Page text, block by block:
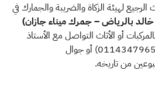
الرجيع لهيئة الزكاة والضريبة والجمارك في
بالرياض – جمرك ميناء جازان)
أو الأثاث التواصل مع الأستاذ
"ماجد الدكان" على الهاتف (0114347965) أو جوال